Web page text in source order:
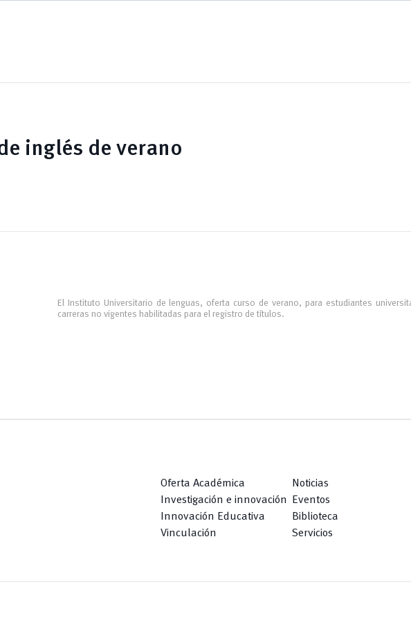
inglés de verano
El Instituto Universitario de lenguas, oferta curso de verano, para estudiantes
carreras no vigentes habilitadas para el registro de títulos.
Oferta Académica
Investigación e innovación
Innovación Educativa
Vinculación
Noticias
Eventos
Biblioteca
Servicios